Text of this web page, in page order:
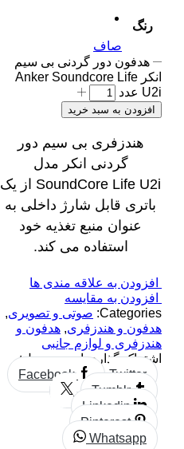
رنگ
صاف
هدفون دور گردنی بی‌ سیم
انکر Anker Soundcore Life
U2i عدد
افزودن به سبد خرید
هندزفری بی سیم دور
گردنی انکر مدل
SoundCore Life U2i از یک
باتری قابل شارژ داخلی به
عنوان منبع تغذیه خود
استفاده می کند.
افزودن به علاقه مندی ها
افزودن به مقایسه
Categories: صوتی و تصویری,
هدفون و هندزفری, هدفون و
هندزفری و لوازم جانبی
اشتراک گذاری این محصول:
Facebook
Twitter
Tumblr
Linkedin
Pinterest
Whatsapp